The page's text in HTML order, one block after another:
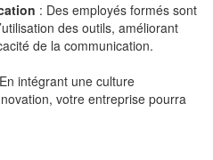
: Des employés formés sont
des outils, améliorant
de la communication.
intégrant une culture
votre entreprise pourra